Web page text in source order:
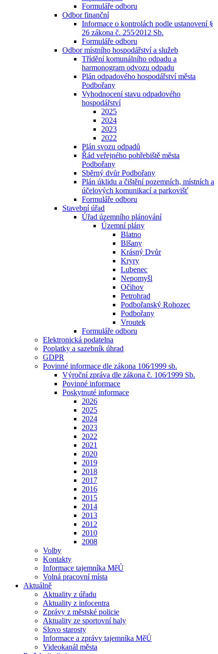
Formuláře odboru
Odbor finanční
Informace o kontrolách podle ustanovení §
26 zákona č. 255⁄2012 Sb.
Formuláře odboru
Odbor místního hospodářství a služeb
Třídění komunálního odpadu a
harmonogram odvozu odpadu
Plán odpadového hospodářství města
Podbořany
Vyhodnocení stavu odpadového
hospodářství
2025
2024
2023
2022
Plán svozu odpadů
Řád veřejného pohřebiště města
Podbořany
Sběrný dvůr Podbořany
Plán úklidu a čištění pozemních, místních a
účelových komunikací a parkovišť
Formuláře odboru
Stavební úřad
Úřad územního plánování
Územní plány
Blatno
Blšany
Krásný Dvůr
Kryry
Lubenec
Nepomyšl
Očihov
Petrohrad
Podbořanský Rohozec
Podbořany
Vroutek
Formuláře odboru
Elektronická podatelna
Poplatky a sazebník úhrad
GDPR
Povinné informace dle zákona 106⁄1999 sb.
Výroční zpráva dle zákona č. 106⁄1999 Sb.
Povinné informace
Poskytnuté informace
2026
2025
2024
2023
2022
2021
2020
2019
2018
2017
2016
2015
2014
2013
2012
2010
2008
Volby
Kontakty
Informace tajemníka MěÚ
Volná pracovní místa
Aktuálně
Aktuality z úřadu
Aktuality z infocentra
Zprávy z městské policie
Aktuality ze sportovní haly
Slovo starosty
Informace a zprávy tajemníka MěÚ
Videokanál města